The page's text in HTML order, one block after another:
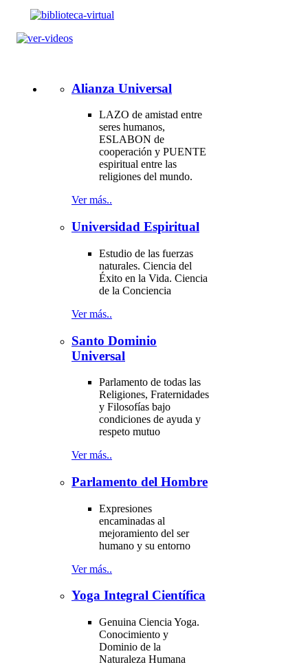
Alianza Universal
LAZO de amistad entre
seres humanos,
ESLABON de
cooperación y PUENTE
espiritual entre las
religiones del mundo.
Ver más..
Universidad Espiritual
Estudio de las fuerzas
naturales. Ciencia del
Éxito en la Vida. Ciencia
de la Conciencia
Ver más..
Santo Dominio
Universal
Parlamento de todas las
Religiones, Fraternidades
y Filosofías bajo
condiciones de ayuda y
respeto mutuo
Ver más..
Parlamento del Hombre
Expresiones
encaminadas al
mejoramiento del ser
humano y su entorno
Ver más..
Yoga Integral Científica
Genuina Ciencia Yoga.
Conocimiento y
Dominio de la
Naturaleza Humana